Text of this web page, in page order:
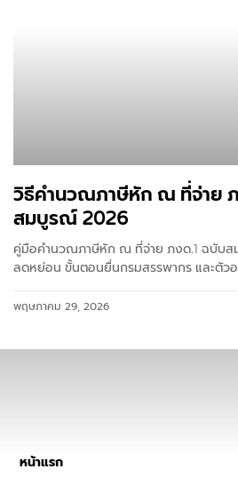
วิธีคำนวณภาษีหัก ณ ที่จ่าย
สมบูรณ์ 2026
คู่มือคำนวณภาษีหัก ณ ที่จ่าย ภงด.1 ฉบับส
ลดหย่อน ขั้นตอนยื่นกรมสรรพากร และตัว
พฤษภาคม 29, 2026
หน้าแรก